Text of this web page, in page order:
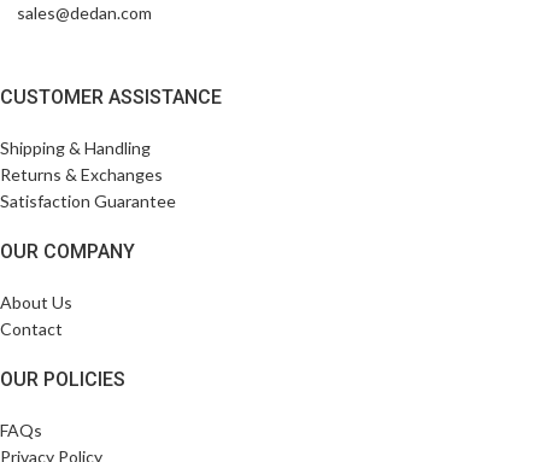
sales@dedan.com
CUSTOMER ASSISTANCE
Shipping & Handling
Returns & Exchanges
Satisfaction Guarantee
OUR COMPANY
About Us
Contact
OUR POLICIES
FAQs
Privacy Policy